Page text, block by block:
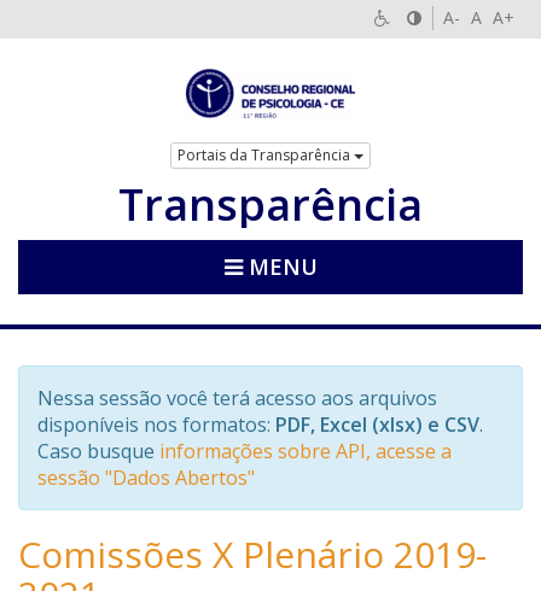
A- A A+
Portais da Transparência
Transparência
MENU
Nessa sessão você terá acesso aos arquivos
disponíveis nos formatos: PDF, Excel (xlsx) e CSV.
Caso busque informações sobre API, acesse a
sessão "Dados Abertos"
0
7
e
v
Comissões X Plenário 2019-